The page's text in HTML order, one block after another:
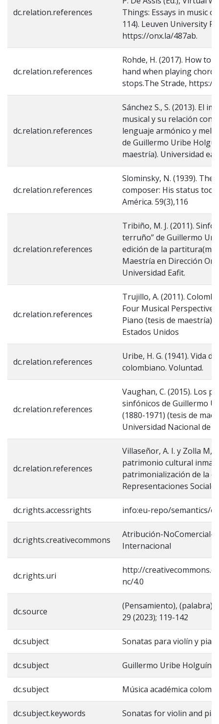
dc.relation.references
Things: Essays in music
114). Leuven University
https://onx.la/487ab.
dc.relation.references
Rohde, H. (2017). How to
hand when playing
stops.The Strade, https://
dc.relation.references
Sánchez S., S. (2013). El
musical y su relación con
lenguaje armónico y
de Guillermo Uribe
maestría). Universidad
dc.relation.references
Slominsky, N. (1939). The
composer: His status
América. 59(3),116
dc.relation.references
Tribiño, M. J. (2011).
terruño” de Guillermo
edición de la
Maestría en Dirección
Universidad Eafit.
dc.relation.references
Trujillo, A. (2011).
Four Musical
Piano (tesis de maestría),
Estados Unidos
dc.relation.references
Uribe, H. G. (1941). Vida
colombiano. Voluntad.
dc.relation.references
Vaughan, C. (2015). Los
sinfónicos de Guillermo
(1880-1971) (tesis de
Universidad Nacional de
dc.relation.references
Villaseñor, A. I. y Zolla M,
patrimonio cultural
patrimonialización de la
Representaciones
dc.rights.accessrights info:eu-repo/semantics/
dc.rights.creativecommons
Atribución-NoComercial-
Internacional
dc.rights.uri
http://
nc/4.0
dc.source
(Pensamiento),
29 (2023); 119-142
dc.subject Sonatas para violín y
dc.subject Guillermo Uribe Holguín
dc.subject Música académica
dc.subject.keywords Sonatas for violin and